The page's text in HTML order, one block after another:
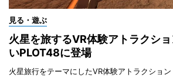
見る・遊ぶ
火星を旅するVR体験アトラクシ
いPLOT48に登場
火星旅行をテーマにしたVR体験アトラクショ